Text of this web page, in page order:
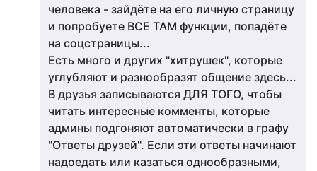
человека - зайдёте на его личную страницу
и попробуете ВСЕ ТАМ функции, попадёте
на соцстраницы...
Есть много и других "хитрушек", которые
углубляют и разнообразят общение здесь...
​В друзья записываются ДЛЯ ТОГО, чтобы
читать интересные комменты, которые
админы подгоняют автоматически в графу
"Ответы друзей". Если эти ответы начинают
надоедать или казаться однообразными,